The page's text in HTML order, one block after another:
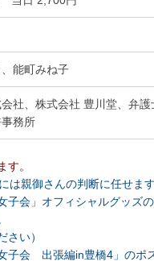
能町みね子
社、株式会社 豊川堂、弁護
務所
。
は親御さんの判断に任せます
会」オフィシャルグッズの
い）
子会 出張編in豊橋4」のポ